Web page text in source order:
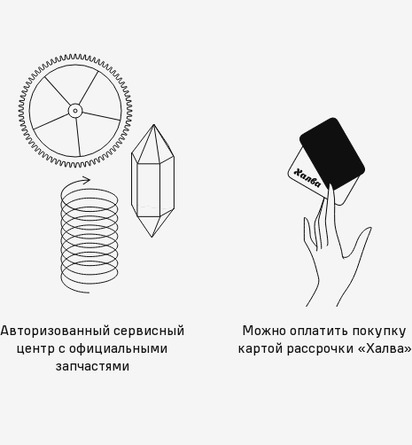
Авторизованный сервисный
центр с официальными
запчастями
Можно оплатить покупку
картой рассрочки «Халва»